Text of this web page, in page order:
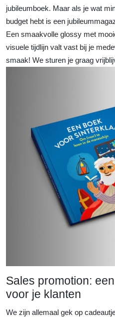
jubileumboek. Maar als je wat
budget hebt is een
Een smaakvolle glossy met
visuele tijdlijn valt vast bij je
smaak! We sturen je graag
Sales promotion:
voor je klanten
We zijn allemaal gek op